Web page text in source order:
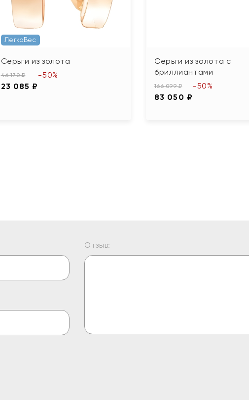
ЛегкоВес
Серьги из золота
46 170 ₽
23 085 ₽
-50%
Серьги из золота с
бриллиантами
166 099 ₽
83 050 ₽
-50%
Отзыв: